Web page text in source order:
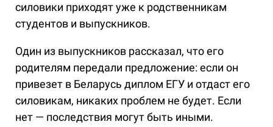
силовики приходят уже к родственникам
студентов и выпускников.
Один из выпускников рассказал, что его
родителям передали предложение: если он
привезет в Беларусь диплом ЕГУ и отдаст его
силовикам, никаких проблем не будет. Если
нет — последствия могут быть иными.